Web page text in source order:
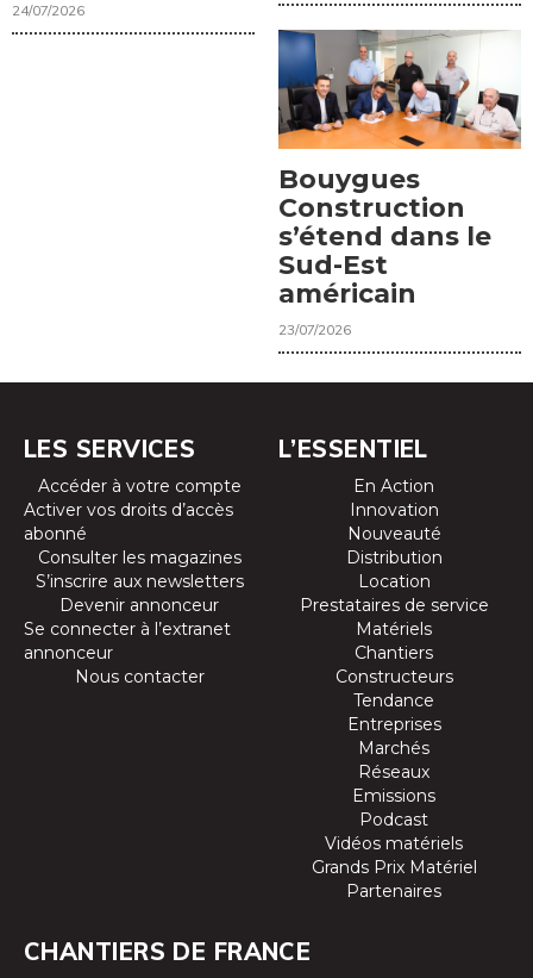
24/07/2026
Bouygues
Construction
s’étend dans le
Sud-Est
américain
23/07/2026
LES SERVICES
Accéder à votre compte
Activer vos droits d’accès
abonné
Consulter les magazines
S’inscrire aux newsletters
Devenir annonceur
Se connecter à l’extranet
annonceur
Nous contacter
L’ESSENTIEL
En Action
Innovation
Nouveauté
Distribution
Location
Prestataires de service
Matériels
Chantiers
Constructeurs
Tendance
Entreprises
Marchés
Réseaux
Emissions
Podcast
Vidéos matériels
Grands Prix Matériel
Partenaires
CHANTIERS DE FRANCE